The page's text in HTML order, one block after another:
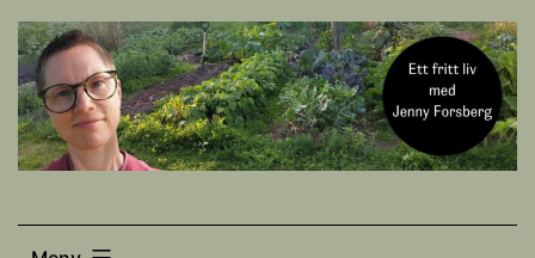
Hoppa
till
innehåll